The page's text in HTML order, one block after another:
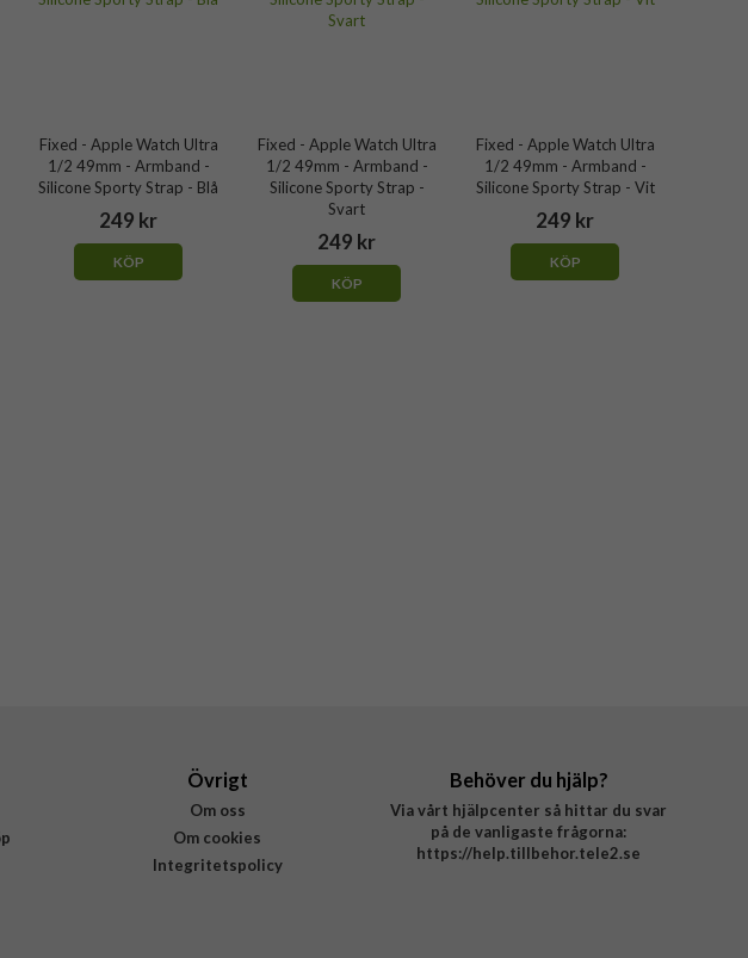
Fixed - Apple Watch Ultra
1/2 49mm - Armband -
Silicone Sporty Strap - Blå
249 kr
KÖP
Fixed - Apple Watch Ultra
1/2 49mm - Armband -
Silicone Sporty Strap -
Svart
249 kr
KÖP
Fixed - Apple Watch Ultra
1/2 49mm - Armband -
Silicone Sporty Strap - Vit
249 kr
KÖP
Övrigt
Om oss
Om cookies
Integritetspolicy
Behöver du hjälp?
Via vårt hjälpcenter så hittar du svar
på de vanligaste frågorna:
https://help.tillbehor.tele2.se